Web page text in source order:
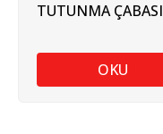
TUTUNMA ÇABASI
OKU